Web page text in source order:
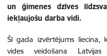
un ģimenes dzīves
iekļaujošu darba vidi.
Šī gada izvērtējums liecina,
vides veidošana